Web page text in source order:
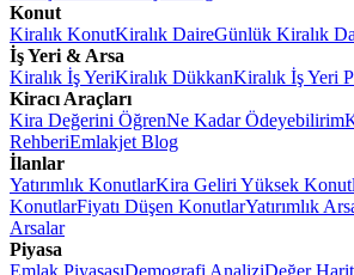
Konut
Kiralık KonutKiralık DaireGünlük Kiralık
İş Yeri & Arsa
Kiralık İş YeriKiralık DükkanKiralık İş Yeri
Kiracı Araçları
Kira Değerini ÖğrenNe Kadar Ödeyebilirim
RehberiEmlakjet Blog
İlanlar
Yatırımlık KonutlarKira Geliri Yüksek
KonutlarFiyatı Düşen KonutlarYatırımlık
Arsalar
Piyasa
Emlak PiyasasıDemografi AnaliziDeğer